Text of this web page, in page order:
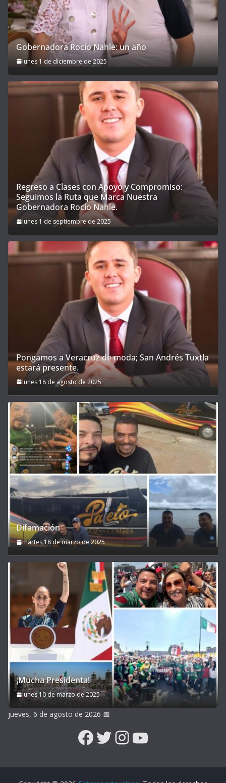
Gobernadora Rocío Nahle: un año
lunes 1 de diciembre de 2025
Regreso a Clases con Apoyo y Compromiso:
Seguimos la Ruta que Marca Nuestra
Gobernadora Rocío Nahle.
lunes 1 de septiembre de 2025
Pongamos a Veracruz de moda; San Andrés Tuxtla
estará presente.
lunes 18 de agosto de 2025
Difamación
martes 18 de marzo de 2025
¡Mucha Presidenta!
lunes 10 de marzo de 2025
jueves, 6 de agosto de 2026 📅
Facebook
Twitter
Instagram
YouTube